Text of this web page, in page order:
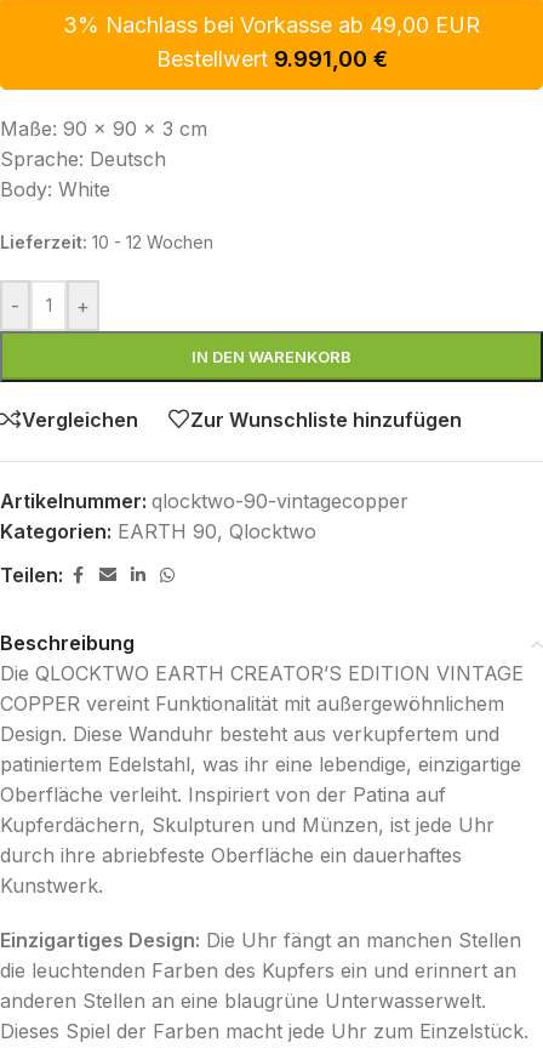
3% Nachlass bei Vorkasse ab 49,00 EUR
Bestellwert 9.991,00 €
Maße: 90 x 90 x 3 cm
Sprache: Deutsch
Body: White
Lieferzeit: 10 - 12 Wochen
- +
IN DEN WARENKORB
Vergleichen Zur Wunschliste hinzufügen
Artikelnummer: qlocktwo-90-vintagecopper
Kategorien: EARTH 90, Qlocktwo
Teilen:
Beschreibung
Die QLOCKTWO EARTH CREATOR’S EDITION VINTAGE
COPPER vereint Funktionalität mit außergewöhnlichem
Design. Diese Wanduhr besteht aus verkupfertem und
patiniertem Edelstahl, was ihr eine lebendige, einzigartige
Oberfläche verleiht. Inspiriert von der Patina auf
Kupferdächern, Skulpturen und Münzen, ist jede Uhr
durch ihre abriebfeste Oberfläche ein dauerhaftes
Kunstwerk.
Einzigartiges Design: Die Uhr fängt an manchen Stellen
die leuchtenden Farben des Kupfers ein und erinnert an
anderen Stellen an eine blaugrüne Unterwasserwelt.
Dieses Spiel der Farben macht jede Uhr zum Einzelstück.